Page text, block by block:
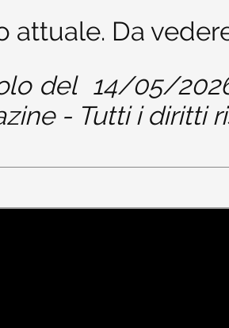
attuale. Da
del 14/05/
- Tutti i diritti